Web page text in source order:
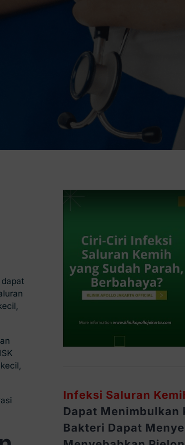
Infeksi Saluran
Dapat Menimbulkan
Bakteri Dapat